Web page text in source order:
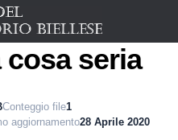
cosa seria
Conteggio file1
aggiornamento28 Aprile 2020